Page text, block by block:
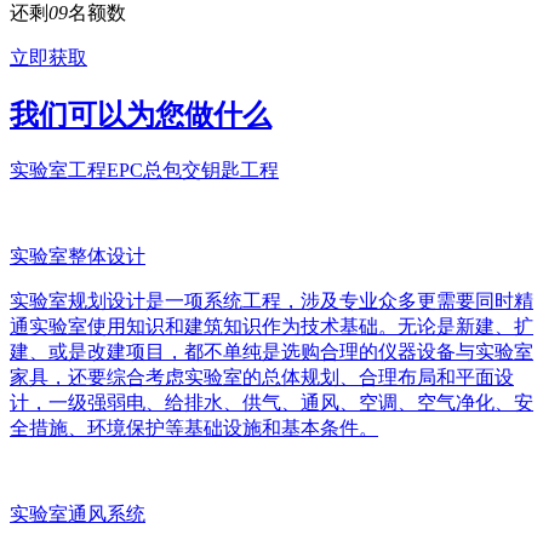
还剩09名额数
立即获取
我们可以为您做什么
实验室工程EPC总包交钥匙工程
实验室整体设计
实验室规划设计是一项系统工程，涉及专业众多更需要同时精
通实验室使用知识和建筑知识作为技术基础。无论是新建、扩
建、或是改建项目，都不单纯是选购合理的仪器设备与实验室
家具，还要综合考虑实验室的总体规划、合理布局和平面设
计，一级强弱电、给排水、供气、通风、空调、空气净化、安
全措施、环境保护等基础设施和基本条件。
实验室通风系统